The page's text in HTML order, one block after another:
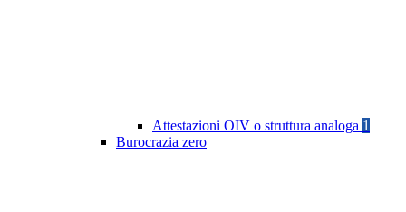
Attestazioni OIV o struttura analoga 1
Burocrazia zero